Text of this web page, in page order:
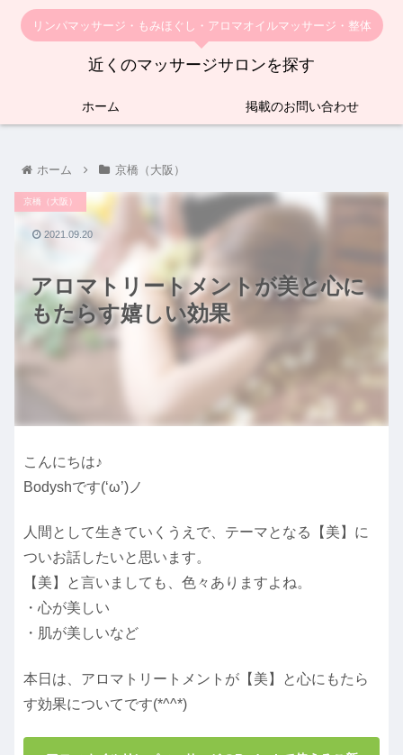
リンパマッサージ・もみほぐし・アロマオイルマッサージ・整体
近くのマッサージサロンを探す
ホーム 掲載のお問い合わせ
ホーム 京橋（大阪）
アロマトリートメントが美と心に
もたらす嬉しい効果
京橋（大阪）
2021.09.20
こんにちは♪
Bodyshです(‘ω’)ノ
人間として生きていくうえで、テーマとなる【美】に
ついお話したいと思います。
【美】と言いましても、色々ありますよね。
・心が美しい
・肌が美しいなど
本日は、アロマトリートメントが【美】と心にもたら
す効果についてです(*^^*)